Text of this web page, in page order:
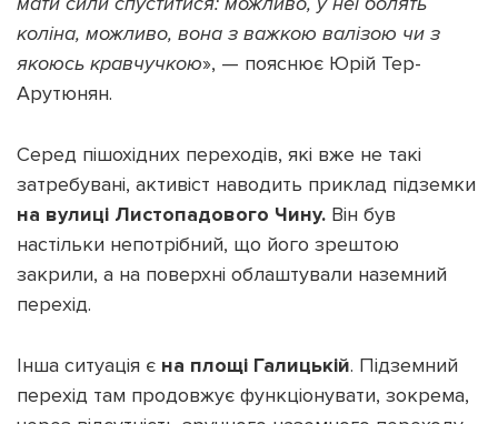
коліна, можливо, вона з важкою валізою чи з
якоюсь кравчучкою», — пояснює Юрій Тер-
Арутюнян.
Серед пішохідних переходів, які вже не такі
затребувані, активіст наводить приклад підземки
на вулиці Листопадового Чину. Він був
настільки непотрібний, що його зрештою
закрили, а на поверхні облаштували наземний
перехід.
Інша ситуація є на площі Галицькій. Підземний
перехід там продовжує функціонувати, зокрема,